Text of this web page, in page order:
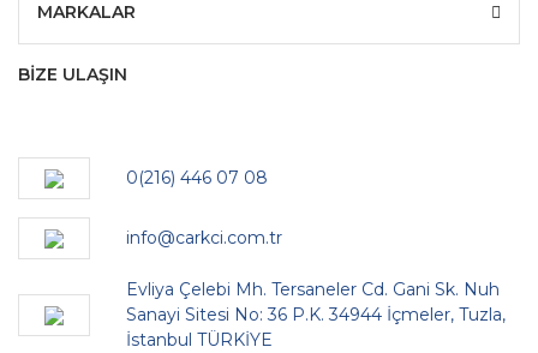
MARKALAR
BİZE ULAŞIN
0(216) 446 07 08
info@carkci.com.tr
Evliya Çelebi Mh. Tersaneler Cd. Gani Sk. Nuh
Sanayi Sitesi No: 36 P.K. 34944 İçmeler, Tuzla,
İstanbul TÜRKİYE